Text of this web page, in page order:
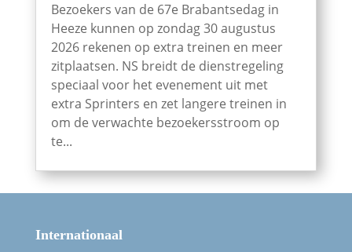
Bezoekers van de 67e Brabantsedag in
Heeze kunnen op zondag 30 augustus
2026 rekenen op extra treinen en meer
zitplaatsen. NS breidt de dienstregeling
speciaal voor het evenement uit met
extra Sprinters en zet langere treinen in
om de verwachte bezoekersstroom op
te...
Internationaal